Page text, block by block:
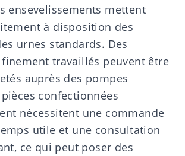
ensevelissements mettent
à disposition des
urnes standards. Des
travaillés peuvent être
auprès des pompes
pièces confectionnées
nécessitent une commande
utile et une consultation
ce qui peut poser des